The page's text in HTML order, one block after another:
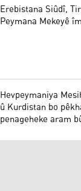
Erebistana Siûdî,
Peymana Mekeyê
Hevpeymaniya
û Kurdistan bo
penageheke aram